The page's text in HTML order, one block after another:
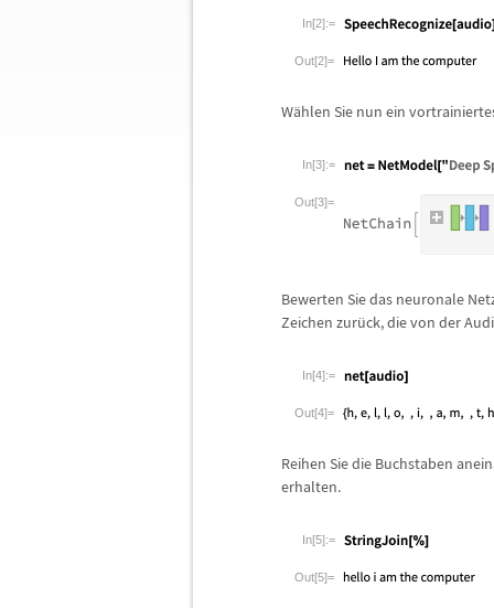
In[2]:=
Out[2]=
Wählen Sie nun ein
In[3]:=
Out[3]=
Bewerten Sie das neuronale
Zeichen zurück, die von der
In[4]:=
Out[4]=
Reihen Sie die Buchstaben
erhalten.
In[5]:=
Out[5]=